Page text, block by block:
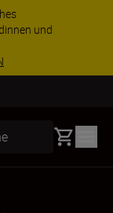
und
Basket